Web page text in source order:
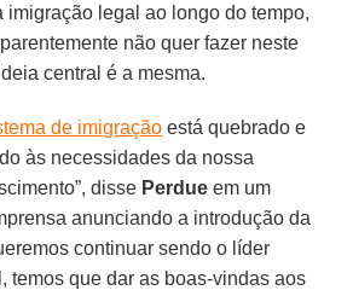
imigração legal ao longo do tempo,
não quer fazer neste
central é a mesma.
de imigração está quebrado e
às necessidades da nossa
disse Perdue em um
anunciando a introdução da
continuar sendo o líder
temos que dar as boas-vindas aos